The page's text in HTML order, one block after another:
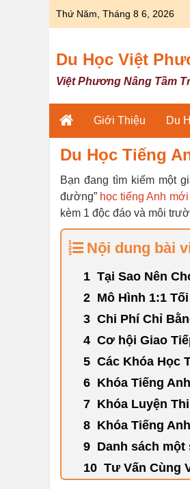
Thứ Năm, Tháng 8 6, 2026
Du Học Việt
Việt Phương Nâng Tầm
Giới Thiệu Du
Du Học Tiếng
Bạn đang tìm kiếm một
đường” học tiếng Anh
kèm 1 độc đáo và môi
Nội dung bài
Tại Sao Nên
Mô Hình 1:1
Chi Phí Chỉ
Cơ hội Giao
Các Khóa Học
Khóa Tiếng
Khóa Luyện
Khóa Tiếng
Danh sách
Tư Vấn Cùng